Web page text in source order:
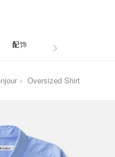
配饰 生活
Oversized Shirt